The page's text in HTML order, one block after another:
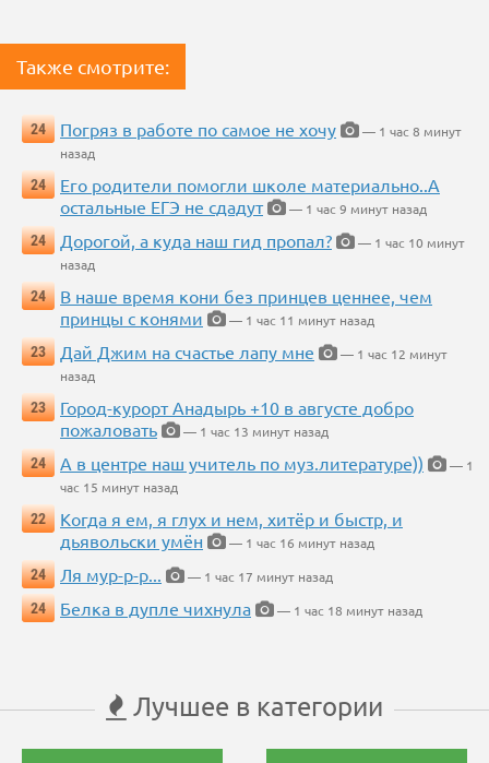
Также смотрите:
24 Погряз в работе по самое не хочу
— 1 час 8 минут
назад
24
Его родители помогли школе материально..А
остальные ЕГЭ не сдадут
— 1 час 9 минут назад
24
Дорогой, а куда наш гид пропал?
— 1 час 10 минут
назад
24
В наше время кони без принцев ценнее, чем
принцы с конями
— 1 час 11 минут назад
23
Дай Джим на счастье лапу мне
— 1 час 12 минут
назад
23
Город-курорт Анадырь +10 в августе добро
пожаловать
— 1 час 13 минут назад
24
А в центре наш учитель по муз.литературе))
— 1
час 15 минут назад
22
Когда я ем, я глух и нем, хитёр и быстр, и
дьявольски умён
— 1 час 16 минут назад
24
Ля мур-р-р...
— 1 час 17 минут назад
24
Белка в дупле чихнула — 1 час 18 минут назад
Лучшее в категории